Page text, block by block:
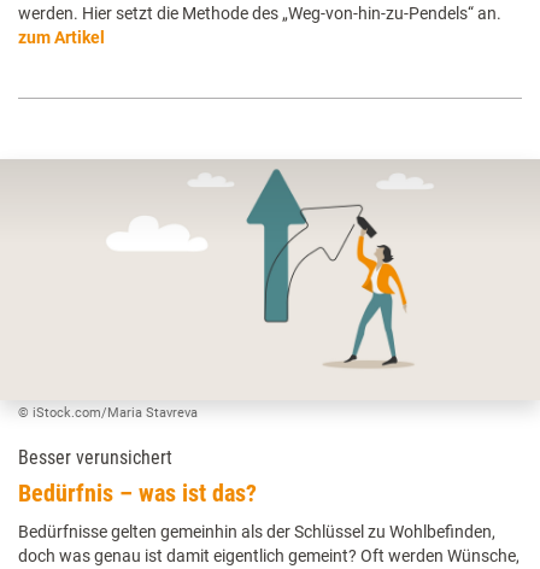
werden. Hier setzt die Methode des „Weg-von-hin-zu-Pendels“ an.
zum Artikel
© iStock.com/Maria Stavreva
Besser verunsichert
Bedürfnis – was ist das?
Bedürfnisse gelten gemeinhin als der Schlüssel zu Wohlbefinden,
doch was genau ist damit eigentlich gemeint? Oft werden Wünsche,